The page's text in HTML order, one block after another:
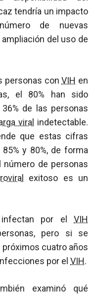
tendría un impacto
de nuevas
ampliación del uso de
personas conVIH en
el 80% han sido
de las personas
viral indetectable.
que estas cifras
y 80%, de forma
número de personas
exitoso es un
por el VIH
pero si se
cuatro años
por el VIH.
examinó qué